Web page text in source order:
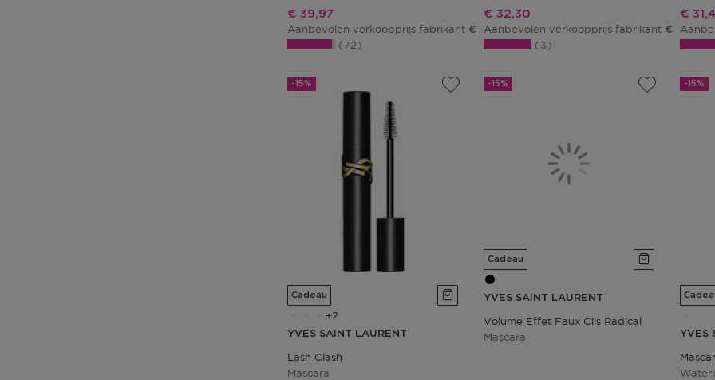
Kortingsprijs
€ 39,97
Aanbevolen verkoopprijs fabrikant € 47,02
72
Kortingsprijs
€ 32,30
Aanbevolen verkoopprijs fabrikant € 38,00
3
€
-15%
2
Cadeau
YVES SAINT LAURENT
Lash Clash
Mascara
-15%
Cadeau
YVES SAINT LAURENT
Volume Effet Faux Cils Radical
Mascara
-15%
YVES